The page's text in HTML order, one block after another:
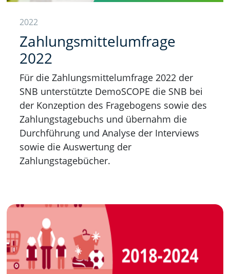
2022
Zahlungsmittelumfrage
2022
Für die Zahlungsmittelumfrage 2022 der
SNB unterstützte DemoSCOPE die SNB bei
der Konzeption des Fragebogens sowie des
Zahlungstagebuchs und übernahm die
Durchführung und Analyse der Interviews
sowie die Auswertung der
Zahlungstagebücher.